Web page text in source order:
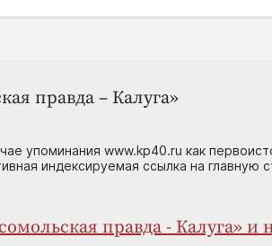
правда – Калуга»
упоминания www.kp40.ru как
индексируемая ссылка на главную
правда - Калуга» и